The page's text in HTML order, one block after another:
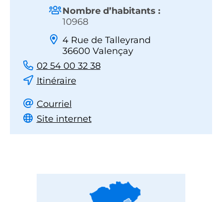
Nombre d’habitants :
10968
4 Rue de Talleyrand
36600 Valençay
02 54 00 32 38
Itinéraire
Courriel
Site internet